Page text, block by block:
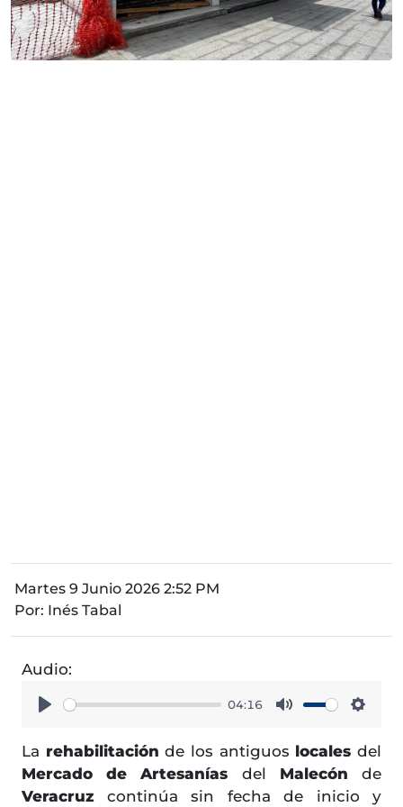
Martes 9 Junio 2026 2:52 PM
Por: Inés Tabal
Audio:
04:16
La rehabilitaciónde los antiguos localesdel
Mercado de Artesanías del Malecónde
Veracruz continúa sin fecha de inicio y